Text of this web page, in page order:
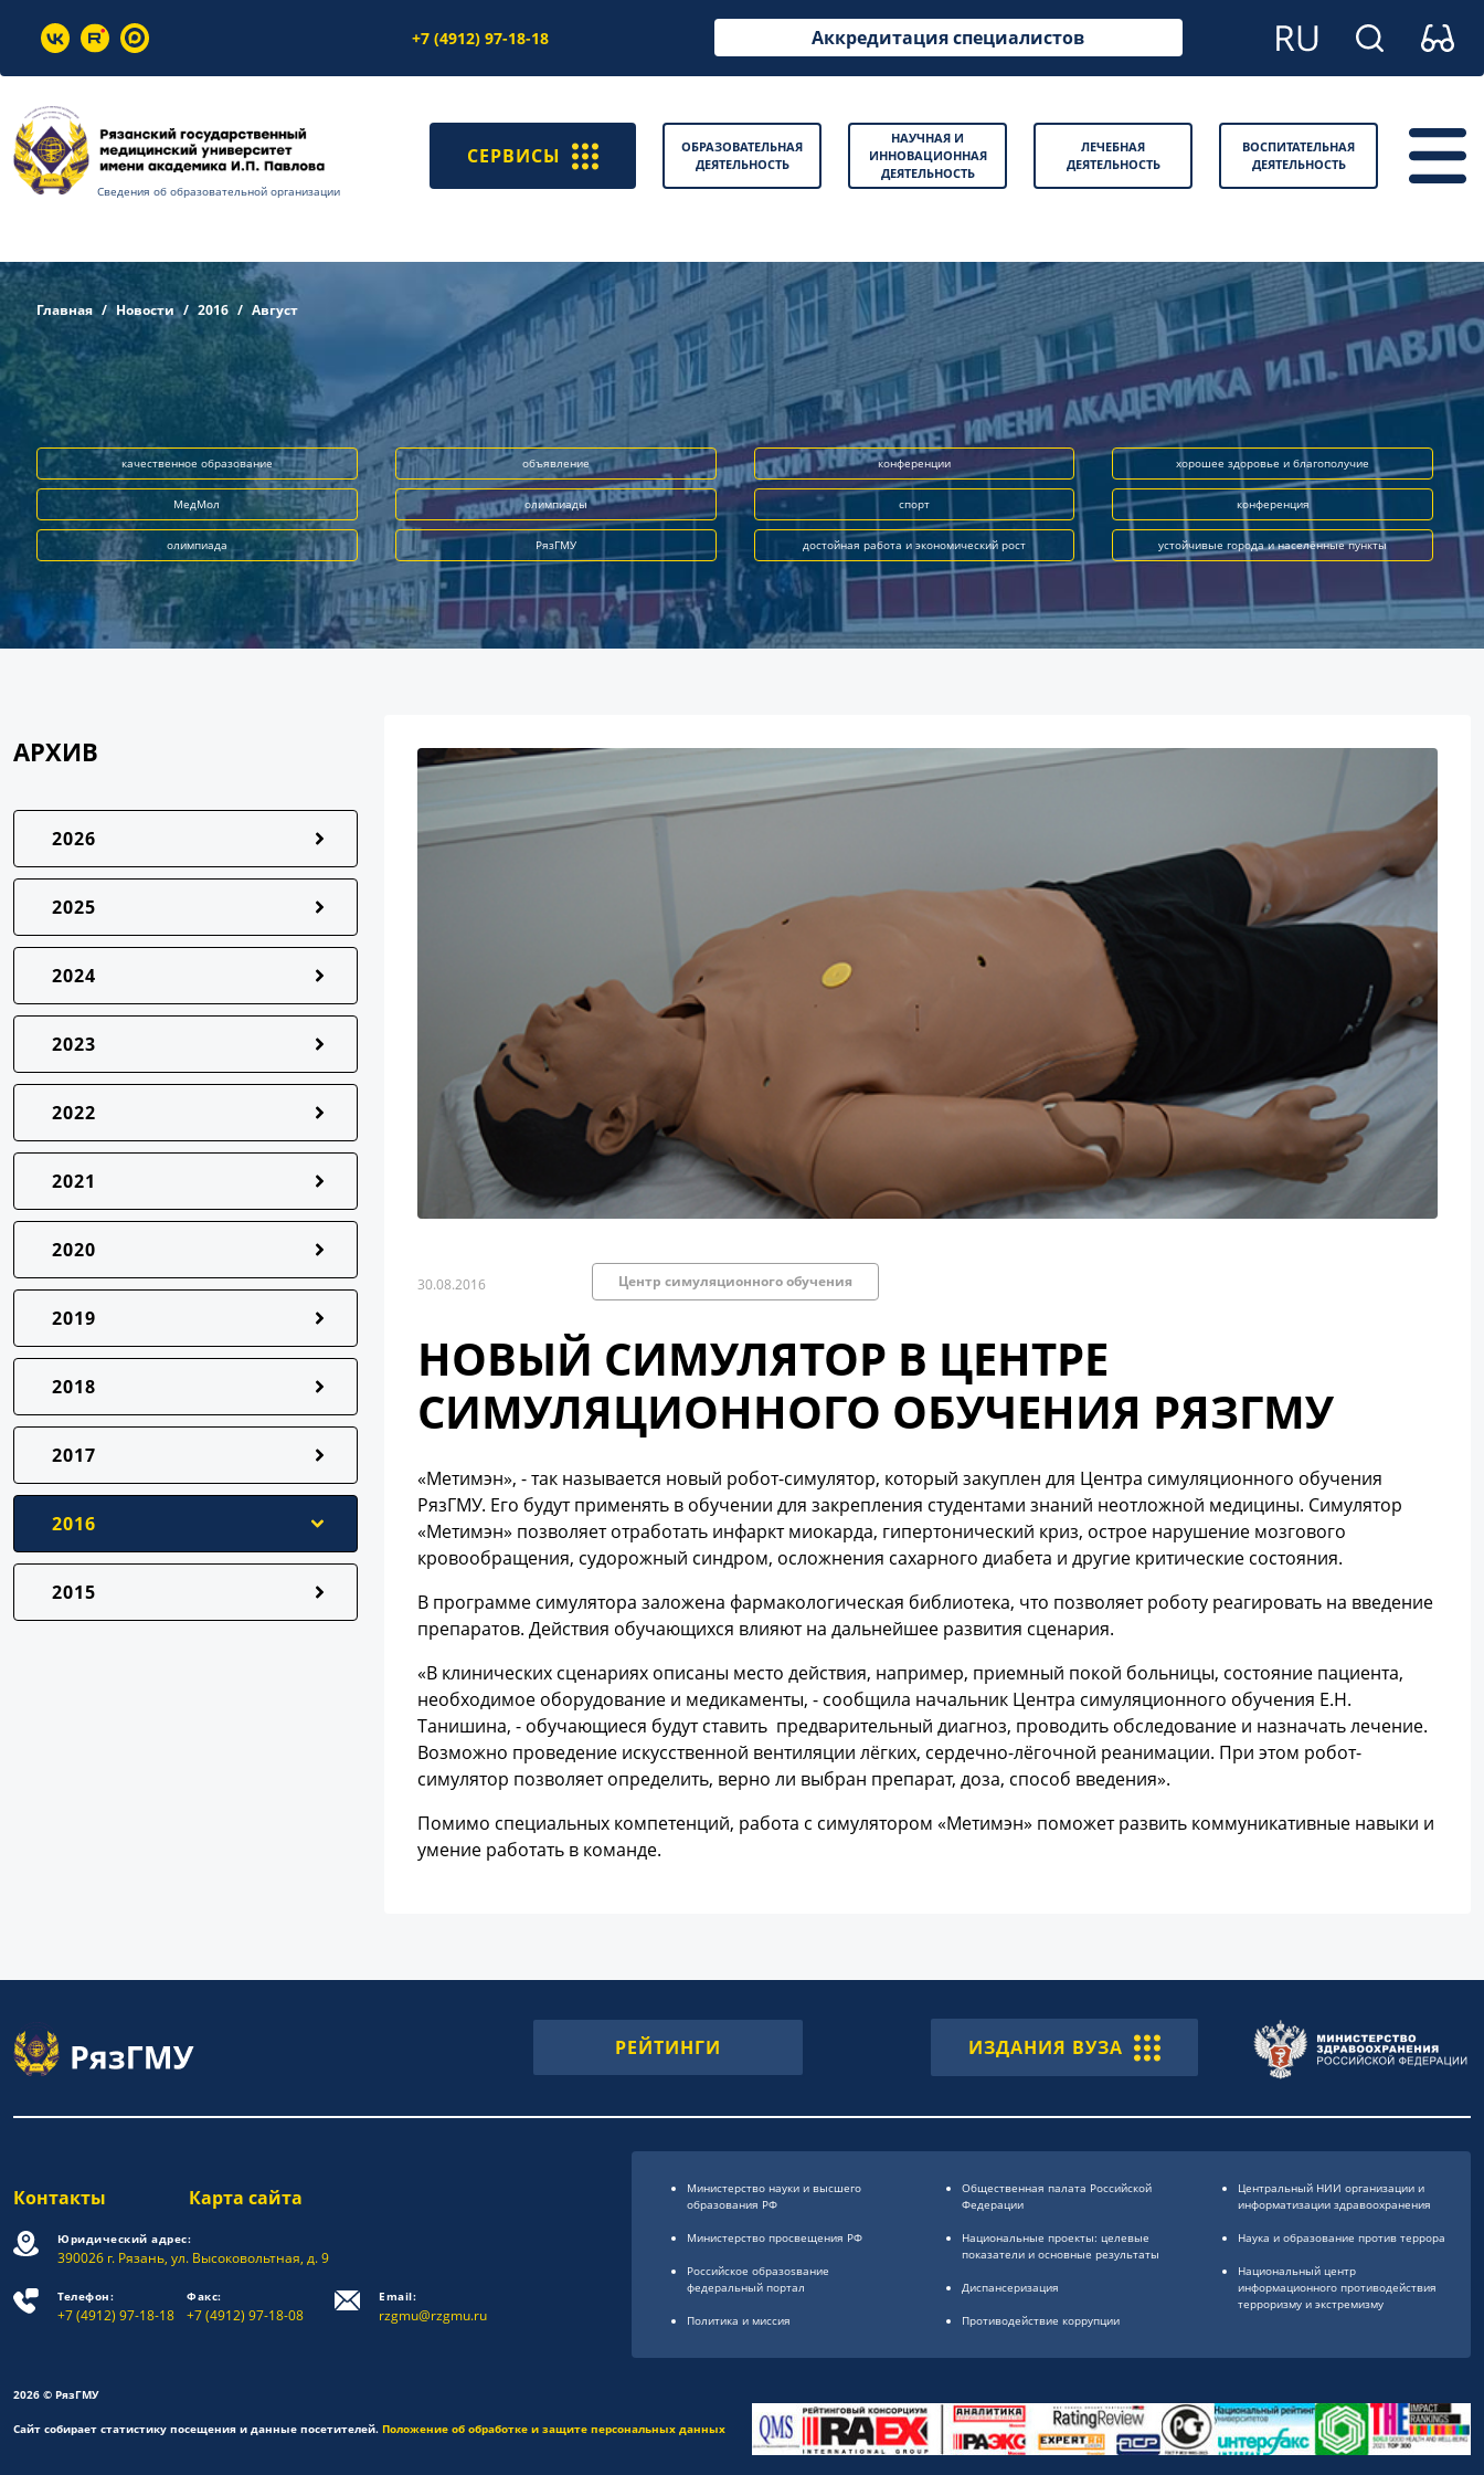
+7 (4912) 97-18-18 Аккредитация специалистов
Сведения об образовательной организации
СЕРВИСЫ
ОБРАЗОВАТЕЛЬНАЯ
ДЕЯТЕЛЬНОСТЬ
НАУЧНАЯ И
ИННОВАЦИОННАЯ
ДЕЯТЕЛЬНОСТЬ
ЛЕЧЕБНАЯ
ДЕЯТЕЛЬНОСТЬ
ВОСПИТАТЕЛЬНАЯ
ДЕЯТЕЛЬНОСТЬ
Главная Новости 2016 Август
качественное образование объявление конференции хорошее здоровье и благополучие
МедМол олимпиады спорт конференция
олимпиада РязГМУ достойная работа и экономический рост устойчивые города и населённые пункты
АРХИВ
2026
2025
2024
2023
2022
2021
2020
2019
2018
2017
2016
2015
30.08.2016 Центр симуляционного обучения
НОВЫЙ СИМУЛЯТОР В ЦЕНТРЕ
СИМУЛЯЦИОННОГО ОБУЧЕНИЯ РЯЗГМУ
«Метимэн», - так называется новый робот-симулятор, который закуплен для Центра симуляционного обучения
РязГМУ. Его будут применять в обучении для закрепления студентами знаний неотложной медицины. Симулятор
«Метимэн» позволяет отработать инфаркт миокарда, гипертонический криз, острое нарушение мозгового
кровообращения, судорожный синдром, осложнения сахарного диабета и другие критические состояния.
В программе симулятора заложена фармакологическая библиотека, что позволяет роботу реагировать на введение
препаратов. Действия обучающихся влияют на дальнейшее развития сценария.
«В клинических сценариях описаны место действия, например, приемный покой больницы, состояние пациента,
необходимое оборудование и медикаменты, - сообщила начальник Центра симуляционного обучения Е.Н.
Танишина, - обучающиеся будут ставить предварительный диагноз, проводить обследование и назначать лечение.
Возможно проведение искусственной вентиляции лёгких, сердечно-лёгочной реанимации. При этом робот-
симулятор позволяет определить, верно ли выбран препарат, доза, способ введения».
Помимо специальных компетенций, работа с симулятором «Метимэн» поможет развить коммуникативные навыки и
умение работать в команде.
РЕЙТИНГИ ИЗДАНИЯ ВУЗА
Контакты Карта сайта
Юридический адрес:
390026 г. Рязань, ул. Высоковольтная, д. 9
Телефон:
+7 (4912) 97-18-18
Факс:
+7 (4912) 97-18-08
Email:
rzgmu@rzgmu.ru
Министерство науки и высшего
образования РФ
Министерство просвещения РФ
Российское образоsвание
федеральный портал
Политика и миссия
Общественная палата Российской
Федерации
Национальные проекты: целевые
показатели и основные результаты
Диспансеризация
Противодействие коррупции
Центральный НИИ организации и
информатизации здравоохранения
Наука и образование против террора
Национальный центр
информационного противодействия
терроризму и экстремизму
2026 © РязГМУ
Сайт собирает статистику посещения и данные посетителей. Положение об обработке и защите персональных данных